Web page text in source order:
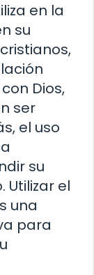
en la
su
Dios,
ser
el uso
su
Utilizar el
una
para